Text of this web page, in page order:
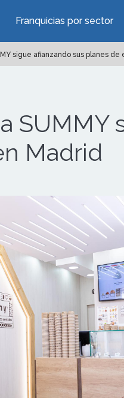
Franquicias por sector
sigue afianzando sus planes de
SUMMY
Madrid